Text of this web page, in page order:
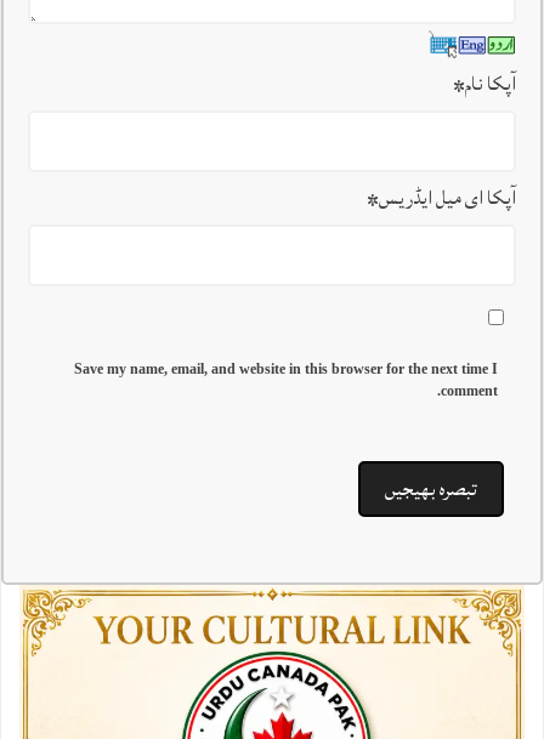
آپکا نام*
آپکا ای میل ایڈریس*
Save my name, email, and website in this browser for the next time I
comment.